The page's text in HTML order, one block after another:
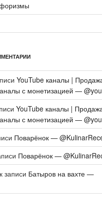
YouTube каналы |
с монетизацией —
YouTube каналы |
с монетизацией —
Поварёнок —
Поварёнок —
к записи Батыров на вахте —